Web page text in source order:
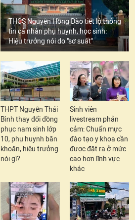
THCS Nguyễn Hồng Đào tiết lộ thông
tin cá nhân phụ huynh, học sinh:
Hiệu trưởng nói do "sơ suất"
THPT Nguyễn Thái
Bình thay đổi đồng
phục nam sinh lớp
10, phụ huynh băn
khoăn, hiệu trưởng
nói gì?
Sinh viên
livestream phản
cảm: Chuẩn mực
đào tạo y khoa cần
được đặt ra ở mức
cao hơn lĩnh vực
khác